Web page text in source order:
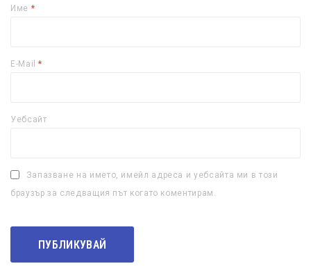
Име *
E-Mail*
Уебсайт
Запазване на името, имейл адреса и уебсайта ми в този
браузър за следващия път когато коментирам.